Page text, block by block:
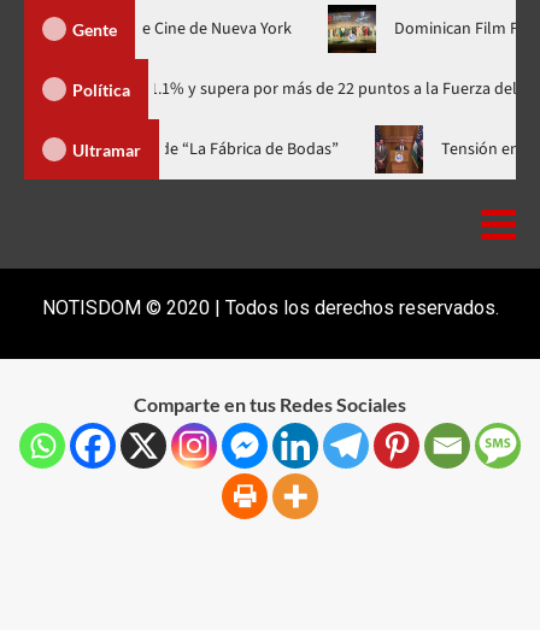
Gente
mundial en el Festival de Cine de Nueva York
Política
con 41.1% y supera por más de 22 puntos a la Fuerza del Pueblo
Ultramar
casa llena y el estreno mundial de “La Fábrica de Bodas”
NOTISDOM © 2020 | Todos los derechos reservados.
Comparte en tus Redes Sociales